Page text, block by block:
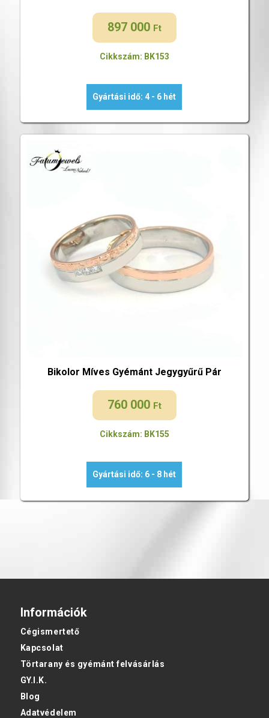
897 000 Ft
Cikkszám: BK153
Gyártási idő: 4 - 6 hét
Bikolor Míves Gyémánt Jegygyűrű Pár
760 000 Ft
Cikkszám: BK155
Gyártási idő: 6 - 8 hét
Információk
Cégismertető
Kapcsolat
Törtarany és gyémánt felvásárlás
GY.I.K.
Blog
Adatvédelem